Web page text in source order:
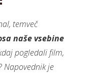
temveč
naše vsebine
pogledali film,
Napovednik je